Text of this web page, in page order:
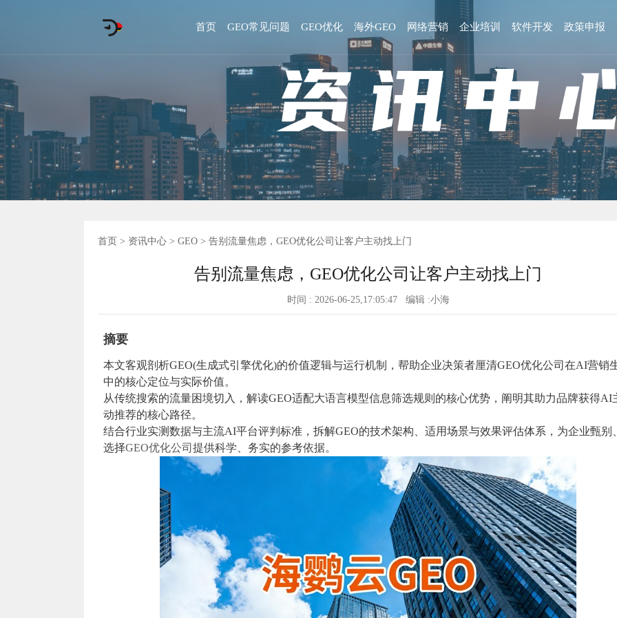
首页 GEO常见问题 GEO优化 海外GEO 网络营销 企业培训 软件开发 政策申报
首页 > 资讯中心 > GEO > 告别流量焦虑，GEO优化公司让客户主动找上门
告别流量焦虑，GEO优化公司让客户主动找上门
时间 : 2026-06-25,17:05:47 编辑 :小海
摘要
本文客观剖析GEO(生成式引擎优化)的价值逻辑与运行机制，帮助企业决策者厘清GEO优化公司在AI营销
中的核心定位与实际价值。
从传统搜索的流量困境切入，解读GEO适配大语言模型信息筛选规则的核心优势，阐明其助力品牌获得AI
动推荐的核心路径。
结合行业实测数据与主流AI平台评判标准，拆解GEO的技术架构、适用场景与效果评估体系，为企业甄别、
选择GEO优化公司 提供科学、务实的参考依据。